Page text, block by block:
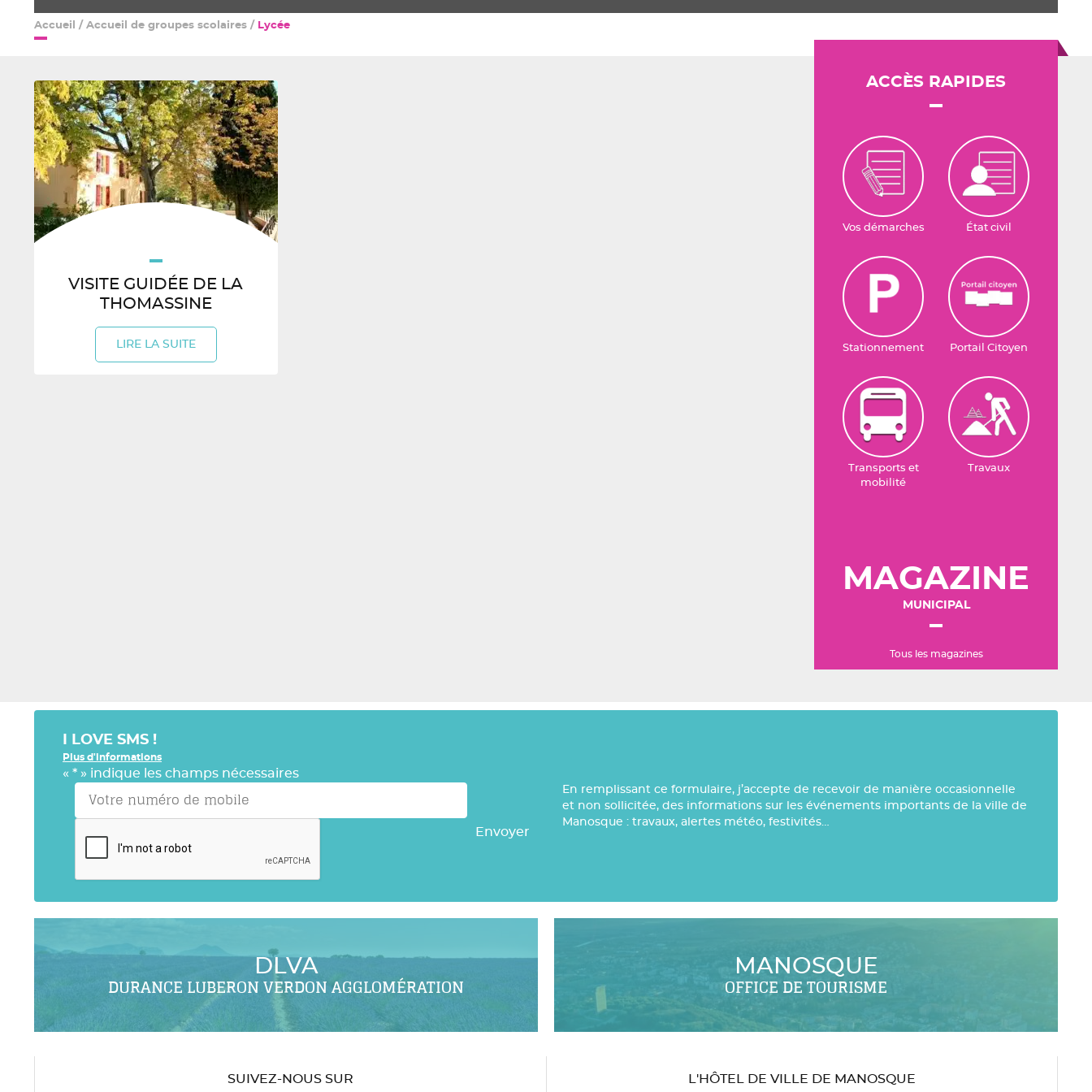
Accueil / Accueil de groupes scolaires / Lycée
VISITE GUIDÉE DE LA
THOMASSINE
LIRE LA SUITE
ACCÈS RAPIDES
Vos démarches État civil
Stationnement Portail Citoyen
Transports et
mobilité
Travaux
MAGAZINE
MUNICIPAL
Tous les magazines
I LOVE SMS !
Plus d'informations
« * » indique les champs nécessaires
Envoyer
En remplissant ce formulaire, j’accepte de recevoir de manière occasionnelle
et non sollicitée, des informations sur les événements importants de la ville de
Manosque : travaux, alertes météo, festivités…
DLVA
DURANCE LUBERON VERDON AGGLOMÉRATION
MANOSQUE
OFFICE DE TOURISME
SUIVEZ-NOUS SUR L'HÔTEL DE VILLE DE MANOSQUE